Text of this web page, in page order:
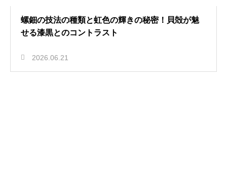
螺鈿の技法の種類と虹色の輝きの秘密！貝殻が魅
せる漆黒とのコントラスト
2026.06.21